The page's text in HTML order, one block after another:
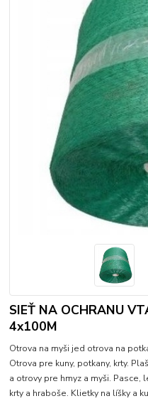
SIEŤ NA OCHRANU
4x100M
Otrova na myši jed otrova na
Otrova pre kuny, potkany, krty.
a otrovy pre hmyz a myši. Pasce,
krty a hraboše. Klietky na líšky a